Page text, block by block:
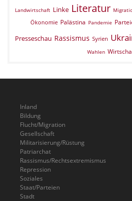
Landwirtschaft Linke Literatur
Ökonomie Palästina Pandemie
Presseschau Rassismus Syrien
Wahlen
Inland
Bildung
Flucht/Migration
Gesellschaft
Militarisierung/Rüstung
Patriarchat
Rassismus/Rechtsextremismus
Repression
Soziales
Staat/Parteien
Stadt